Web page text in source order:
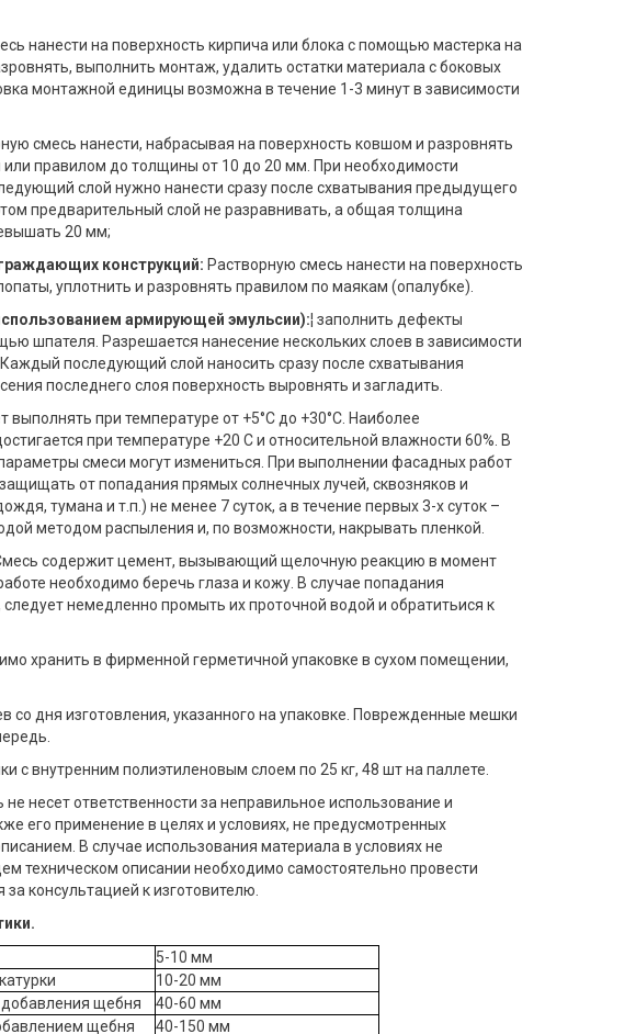
нанести на поверхность кирпича или блока с помощью мастерка на
выполнить монтаж, удалить остатки материала с боковых
монтажной единицы возможна в течение 1-3 минут в зависимости
смесь нанести, набрасывая на поверхность ковшом и разровнять
правилом до толщины от 10 до 20 мм. При необходимости
слой нужно нанести сразу после схватывания предыдущего
предварительный слой не разравнивать, а общая толщина
20 мм;
конструкций: Растворную смесь нанести на поверхность
уплотнить и разровнять правилом по маякам (опалубке).
армирующей эмульсии):¦ заполнить дефекты
шпателя. Разрешается нанесение нескольких слоев в зависимости
последующий слой наносить сразу после схватывания
последнего слоя поверхность выровнять и загладить.
выполнять при температуре от +5°C до +30°C. Наиболее
при температуре +20 С и относительной влажности 60%. В
смеси могут измениться. При выполнении фасадных работ
от попадания прямых солнечных лучей, сквозняков и
тумана и т.п.) не менее 7 суток, а в течение первых 3-х суток –
методом распыления и, по возможности, накрывать пленкой.
содержит цемент, вызывающий щелочную реакцию в момент
необходимо беречь глаза и кожу. В случае попадания
следует немедленно промыть их проточной водой и обратитьися к
хранить в фирменной герметичной упаковке в сухом помещении,
со дня изготовления, указанного на упаковке. Поврежденные мешки
с внутренним полиэтиленовым слоем по 25 кг, 48 шт на паллете.
не несет ответственности за неправильное использование и
его применение в целях и условиях, не предусмотренных
В случае использования материала в условиях не
техническом описании необходимо самостоятельно провести
консультацией к изготовителю.
5-10 мм
10-20 мм
щебня
40-60 мм
щебня
40-150 мм